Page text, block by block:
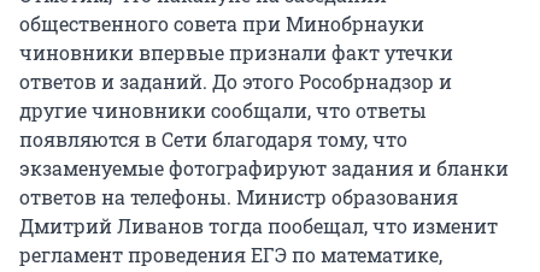
общественного совета при Минобрнауки
чиновники впервые признали факт утечки
ответов и заданий. До этого Рособрнадзор и
другие чиновники сообщали, что ответы
появляются в Сети благодаря тому, что
экзаменуемые фотографируют задания и бланки
ответов на телефоны. Министр образования
Дмитрий Ливанов тогда пообещал, что изменит
регламент проведения ЕГЭ по математике,